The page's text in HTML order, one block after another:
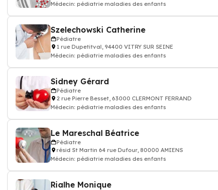
Médecin: pédiatrie maladies des enfants
Szelechowski Catherine
Pédiatre
1 rue Dupetitval, 94400 VITRY SUR SEINE
Médecin: pédiatrie maladies des enfants
Sidney Gérard
Pédiatre
2 rue Pierre Besset, 63000 CLERMONT FERRAND
Médecin: pédiatrie maladies des enfants
Le Mareschal Béatrice
Pédiatre
résid St Martin 64 rue Dufour, 80000 AMIENS
Médecin: pédiatrie maladies des enfants
Rialhe Monique